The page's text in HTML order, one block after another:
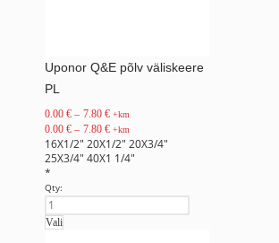
Uponor Q&E põlv väliskeere
PL
0.00€ – 7.80 € +km
0.00€ – 7.80 € +km
16X1/2" 20X1/2" 20X3/4"
25X3/4" 40X1 1/4"
*
Qty:
Vali